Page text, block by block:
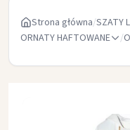
Strona główna/SZATY
ORNATY HAFTOWANE
/